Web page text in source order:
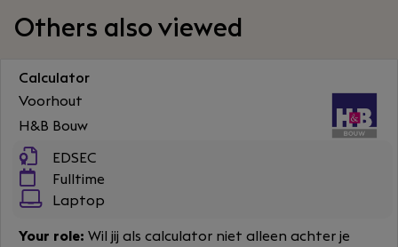
Others also viewed
Calculator
Voorhout
H&B Bouw
EDSEC
Fulltime
Laptop
Your role: Wil jij als calculator niet alleen achter je